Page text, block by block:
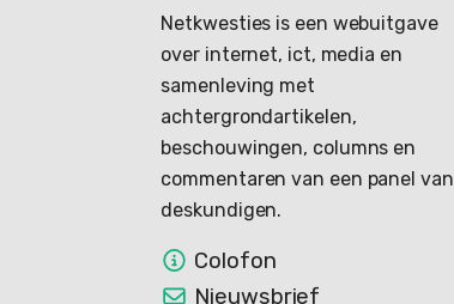
Netkwesties is een webuitgave
over internet, ict, media en
samenleving met
achtergrondartikelen,
beschouwingen, columns en
commentaren van een panel van
deskundigen.
Colofon
Nieuwsbrief